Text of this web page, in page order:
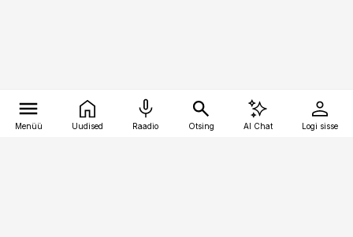
Menüü Uudised Raadio Otsing AI Chat Logi sisse